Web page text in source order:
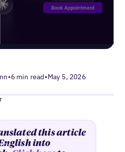
•6 min read•May 5, 2026
this article
into